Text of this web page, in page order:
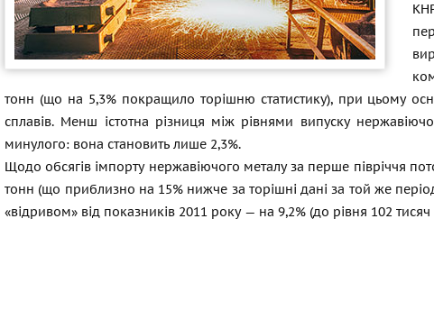
тонн (що на 5,3% покращило торішню статистику), при цьому
сплавів. Менш істотна різниця між рівнями випуску
минулого: вона становить лише 2,3%.
Щодо обсягів імпорту нержавіючого металу за перше півріччя
тонн (що приблизно на 15% нижче за торішні дані за той же
«відривом» від показників 2011 року — на 9,2% (до рівня 102 тисяч